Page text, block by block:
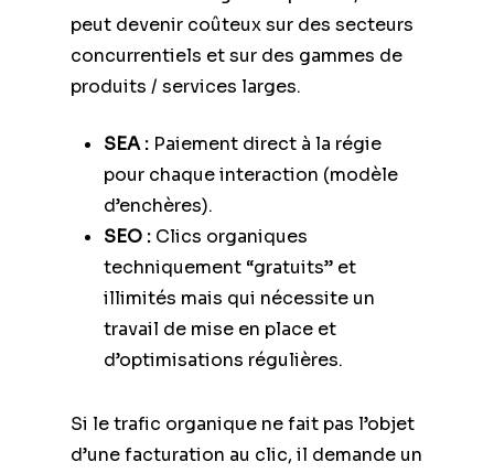
peut devenir coûteux sur des secteurs
concurrentiels et sur des gammes de
produits / services larges.
SEA : Paiement direct à la régie
pour chaque interaction (modèle
d’enchères).
SEO : Clics organiques
techniquement “gratuits” et
illimités mais qui nécessite un
travail de mise en place et
d’optimisations régulières.
Si le trafic organique ne fait pas l’objet
d’une facturation au clic, il demande un